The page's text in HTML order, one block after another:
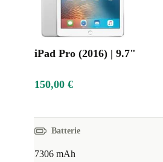
iPad Pro (2016) | 9.7"
150,00 €
Batterie
7306 mAh